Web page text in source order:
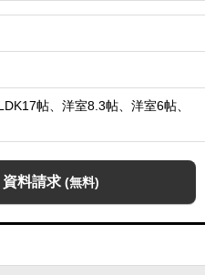
帖、洋室8.3帖、洋室6帖、
資料請求 (無料)